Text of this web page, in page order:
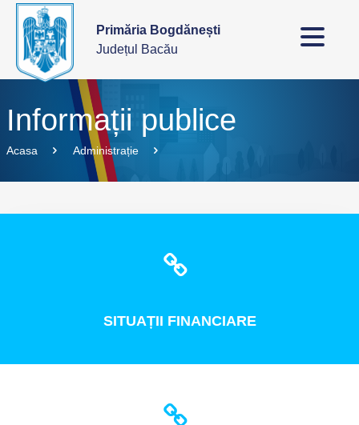
Primăria Bogdănești
Județul Bacău
Informații publice
Acasa Administrație
SITUAȚII FINANCIARE